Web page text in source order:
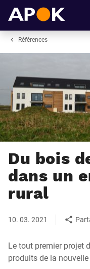
Références
Du bois
dans un
rural
10. 03. 2021
Le tout premier projet
produits de la